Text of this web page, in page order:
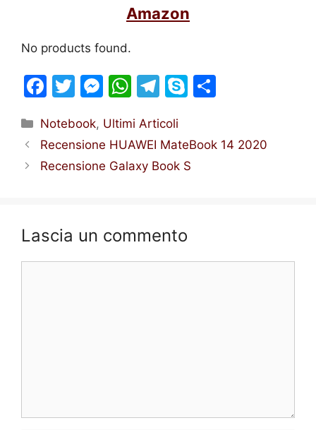
Amazon
No products found.
F
c
e
b
k
T
itt
er
M
s
s
e
er
W
at
s
A
T
e
gr
a
S
p
e
e
Categorie
Notebook, Ultimi Articoli
Recensione HUAWEI MateBook 14 2020
Recensione Galaxy Book S
Lascia un commento